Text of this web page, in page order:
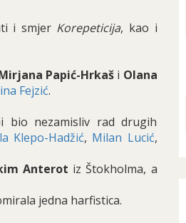
i smjer Korepeticija, kao i
Papić-Hrkaš i Olana
Fejzić.
bio nezamisliv rad drugih
Klepo-Hadžić, Milan Lucić,
Anterot iz Štokholma, a
jedna harfistica.